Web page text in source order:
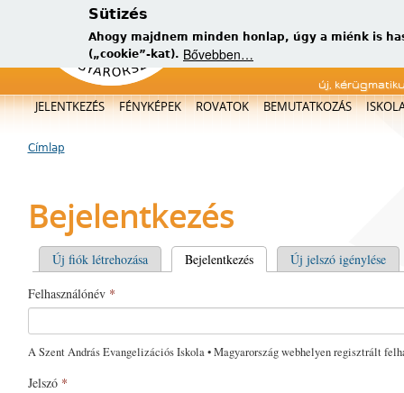
Sütizés
Ahogy majdnem minden honlap, úgy a miénk is
(„cookie”-kat). Bővebben…
új,
Főmenü
JELENTKEZÉS FÉNYKÉPEK ROVATOK BEMUTATKOZÁS
Jelenlegi hely
Címlap
Bejelentkezés
Elsődleges fülek
Új fiók létrehozása Bejelentkezés(aktív fül)Új jelszó igénylése
Felhasználónév *
A Szent András Evangelizációs Iskola • Magyarország webhelyen regisztrált
Jelszó *